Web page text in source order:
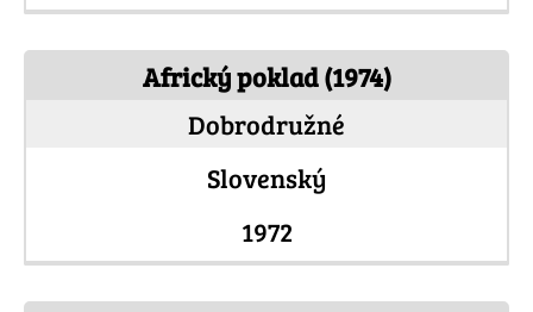
Africký poklad (1974)
Dobrodružné
Slovenský
1972